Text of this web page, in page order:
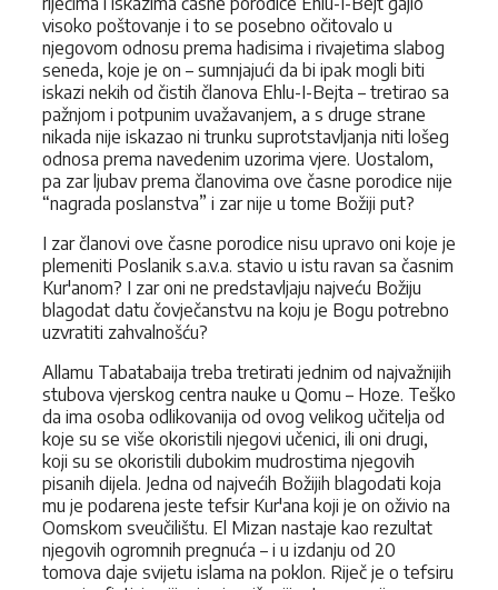
visoko poštovanje i to se posebno očitovalo u
njegovom odnosu prema hadisima i rivajetima slabog
seneda, koje je on – sumnjajući da bi ipak mogli biti
iskazi nekih od čistih članova Ehlu-I-Bejta – tretirao sa
pažnjom i potpunim uvažavanjem, a s druge strane
nikada nije iskazao ni trunku suprotstavljanja niti lošeg
odnosa prema navedenim uzorima vjere. Uostalom,
pa zar ljubav prema članovima ove časne porodice nije
“nagra­da poslanstva” i zar nije u tome Božiji put?
I zar članovi ove časne porodice nisu upravo oni koje je
plemeniti Poslanik s.a.v.a. stavio u istu ravan sa časnim
Kur'anom? I zar oni ne predstavljaju najveću Božiju
blagodat datu čovječanstvu na koju je Bogu potrebno
uzvratiti zahvalnošću?
Allamu Tabatabaija treba tretirati jednim od najvažnijih
stubova vjerskog centra nauke u Qomu – Hoze. Teško
da ima osoba odlikovanija od ovog velikog učitelja od
koje su se više okoristili njegovi učenici, ili oni drugi,
koji su se okoristili dubokim mudrostima njegovih
pisanih dijela. Jedna od najvećih Božijih blagodati koja
mu je podarena jeste tefsir Kur'ana koji je on oživio na
Oomskom sveučilištu. El Mizan nastaje kao rezultat
njegovih ogromnih pregnuća – i u izdanju od 20
tomova daje svije­tu islama na poklon. Riječ je o tefsiru